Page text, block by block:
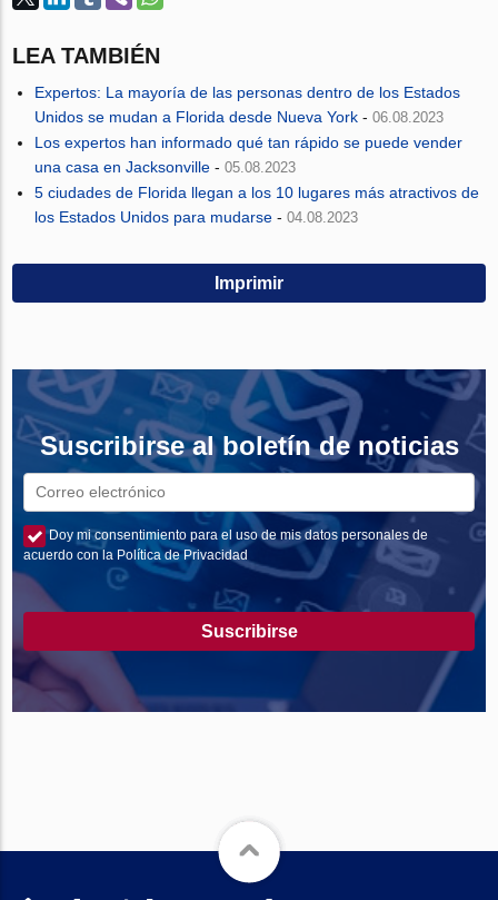
LEA TAMBIÉN
Expertos: La mayoría de las personas dentro de los Estados
Unidos se mudan a Florida desde Nueva York -06.08.2023
Los expertos han informado qué tan rápido se puede vender
una casa en Jacksonville -05.08.2023
5 ciudades de Florida llegan a los 10 lugares más atractivos de
los Estados Unidos para mudarse -04.08.2023
Imprimir
Suscribirse al boletín de noticias
Doy mi consentimiento para el uso de mis datos personales de
acuerdo con la Política de Privacidad
Suscribirse